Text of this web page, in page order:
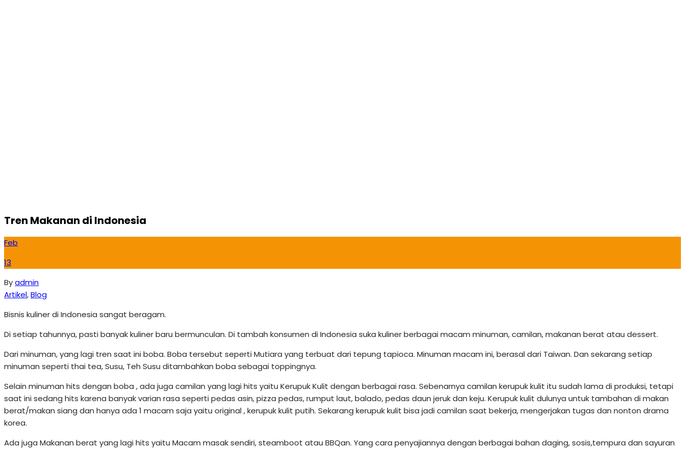
Tren Makanan di Indonesia
Feb
13
Byadmin
Artikel,Blog
Bisnis kuliner di Indonesia sangat beragam.
Di setiap tahunnya, pasti banyak kuliner baru bermunculan. Di tambah konsumen di Indonesia suka kuliner berbagai macam minuman, camilan, makanan berat atau dessert.
Dari minuman, yang lagi tren saat ini boba. Boba tersebut seperti Mutiara yang terbuat dari tepung tapioca. Minuman macam ini, berasal dari Taiwan. Dan sekarang setiap
minuman seperti thai tea, Susu, Teh Susu ditambahkan boba sebagai toppingnya.
Selain minuman hits dengan boba , ada juga camilan yang lagi hits yaitu Kerupuk Kulit dengan berbagai rasa. Sebenarnya camilan kerupuk kulit itu sudah lama di produksi, tetapi
saat ini sedang hits karena banyak varian rasa seperti pedas asin, pizza pedas, rumput laut, balado, pedas daun jeruk dan keju. Kerupuk kulit dulunya untuk tambahan di makan
berat/makan siang dan hanya ada 1 macam saja yaitu original , kerupuk kulit putih. Sekarang kerupuk kulit bisa jadi camilan saat bekerja, mengerjakan tugas dan nonton drama
korea.
Ada juga Makanan berat yang lagi hits yaitu Macam masak sendiri, steamboot atau BBQan. Yang cara penyajiannya dengan berbagai bahan daging, sosis,tempura dan sayuran